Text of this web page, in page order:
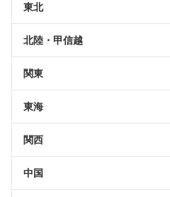
東北
北陸・甲信越
関東
東海
関西
中国